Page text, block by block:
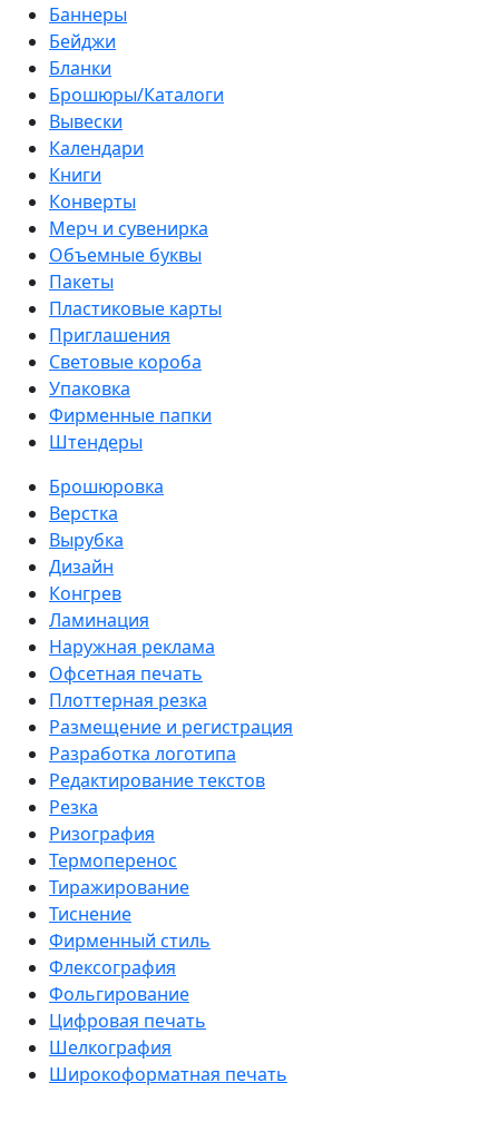
Баннеры
Бейджи
Бланки
Брошюры/Каталоги
Вывески
Календари
Книги
Конверты
Мерч и сувенирка
Объемные буквы
Пакеты
Пластиковые карты
Приглашения
Световые короба
Упаковка
Фирменные папки
Штендеры
Брошюровка
Верстка
Вырубка
Дизайн
Конгрев
Ламинация
Наружная реклама
Офсетная печать
Плоттерная резка
Размещение и регистрация
Разработка логотипа
Редактирование текстов
Резка
Ризография
Термоперенос
Тиражирование
Тиснение
Фирменный стиль
Флексография
Фольгирование
Цифровая печать
Шелкография
Широкоформатная печать